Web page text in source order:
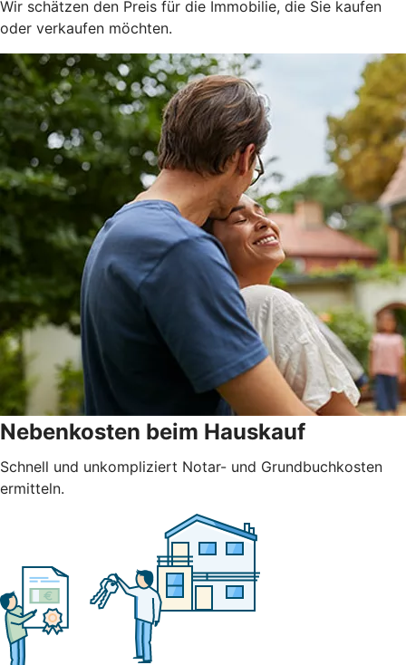
Wir schätzen den Preis für die Immobilie, die Sie kaufen
oder verkaufen möchten.
Nebenkosten beim Hauskauf
Schnell und unkompliziert Notar- und Grundbuchkosten
ermitteln.